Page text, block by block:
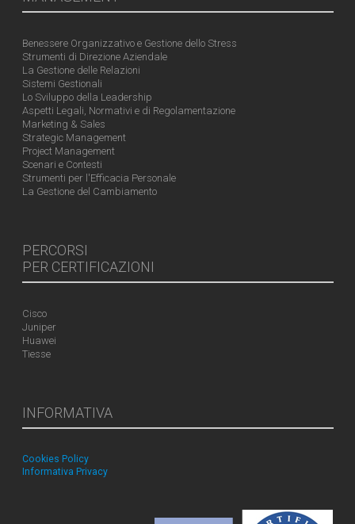
Benessere Organizzativo e Gestione dello Stress
Strumenti di Direzione Aziendale
La Gestione delle Relazioni
Sistemi Gestionali
Lo Sviluppo della Leadership
Aspetti Legali, Normativi e di Regolamentazione
Marketing & Sales
Strategic Management
Project Management
Scenari e Contesti
Strumenti per l'Efficacia Personale
La Gestione del Cambiamento
PERCORSI
PER CERTIFICAZIONI
Cisco
Juniper
Huawei
Tiesse
INFORMATIVA
Cookies Policy
Informativa Privacy